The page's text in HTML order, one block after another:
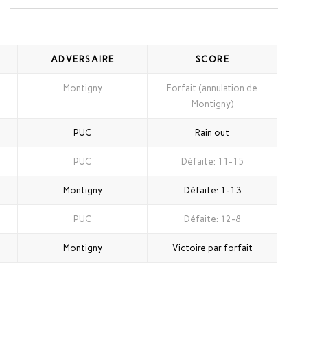
ADVERSAIRE SCORE
Montigny
Forfait (annulation de
Montigny)
PUC Rain out
PUC Défaite: 11-15
Montigny Défaite: 1-13
PUC Défaite: 12-8
Montigny Victoire par forfait